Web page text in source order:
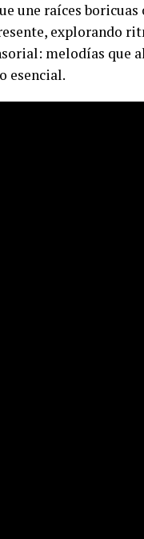
une raíces
explorando
melodías que
esencial.